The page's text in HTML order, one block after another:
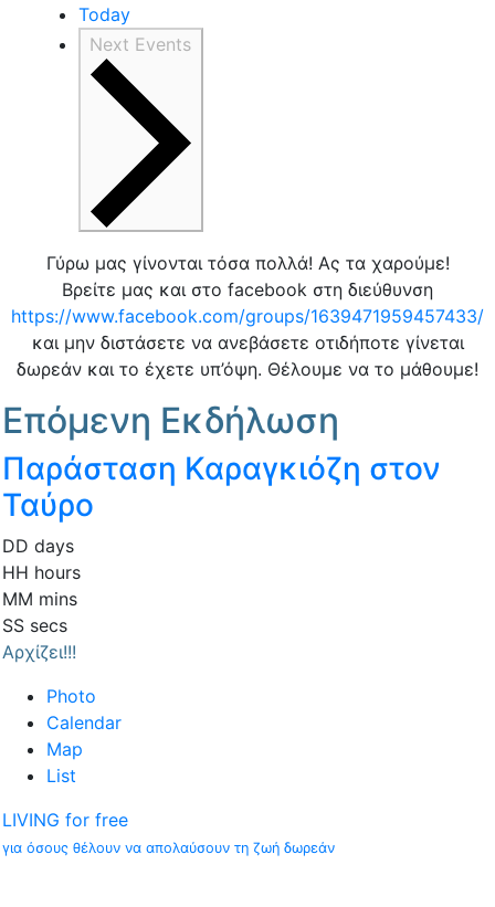
Today
Next Events
Γύρω μας γίνονται τόσα πολλά! Ας τα χαρούμε!
Βρείτε μας και στο facebook στη διεύθυνση
https://www.facebook.com/groups/1639471959457433/
και μην διστάσετε να ανεβάσετε οτιδήποτε γίνεται
δωρεάν και το έχετε υπ’όψη. Θέλουμε να το μάθουμε!
Επόμενη Εκδήλωση
Παράσταση Καραγκιόζη στον
Ταύρο
DD days
HH hours
MM mins
SS secs
Αρχίζει!!!
Photo
Calendar
Map
List
LIVING for free
για όσους θέλουν να απολαύσουν τη ζωή δωρεάν